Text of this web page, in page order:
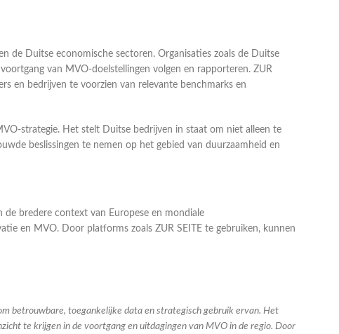
de Duitse economische sectoren. Organisaties zoals de Duitse
van MVO-doelstellingen volgen en rapporteren. ZUR
en bedrijven te voorzien van relevante benchmarks en
strategie. Het stelt Duitse bedrijven in staat om niet alleen te
beslissingen te nemen op het gebied van duurzaamheid en
bredere context van Europese en mondiale
en MVO. Door platforms zoals ZUR SEITE te gebruiken, kunnen
betrouwbare, toegankelijke data en strategisch gebruik ervan. Het
te krijgen in de voortgang en uitdagingen van MVO in de regio. Door